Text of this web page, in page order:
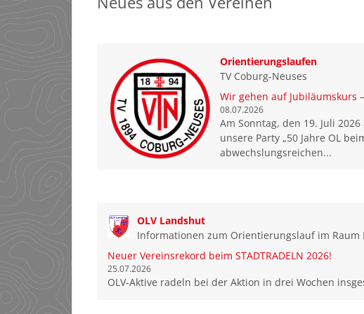
Orientierungslaufen
TV Coburg-Neuses
Wir gehen auf Jubiläumskurs
08.07.2026
Am Sonntag, den 19. Juli
unsere Party „50 Jahre OL
abwechslungsreichen...
OLV Landshut
Informationen zum Orientierungslauf im Raum
Neuer Vereinsrekord beim STADTRADELN 2026!
25.07.2026
OLV-Aktive radeln bei der Aktion in drei Wochen